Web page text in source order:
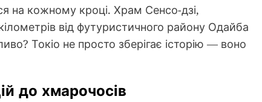
на кожному кроці. Храм Сенсо-дзі,
від футуристичного району Одайба
Токіо не просто зберігає історію — воно
до хмарочосів